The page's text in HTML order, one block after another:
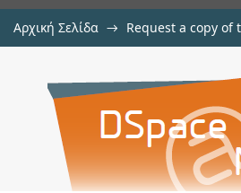
Αρχική Σελίδα → Request a copy of
Request a copy of